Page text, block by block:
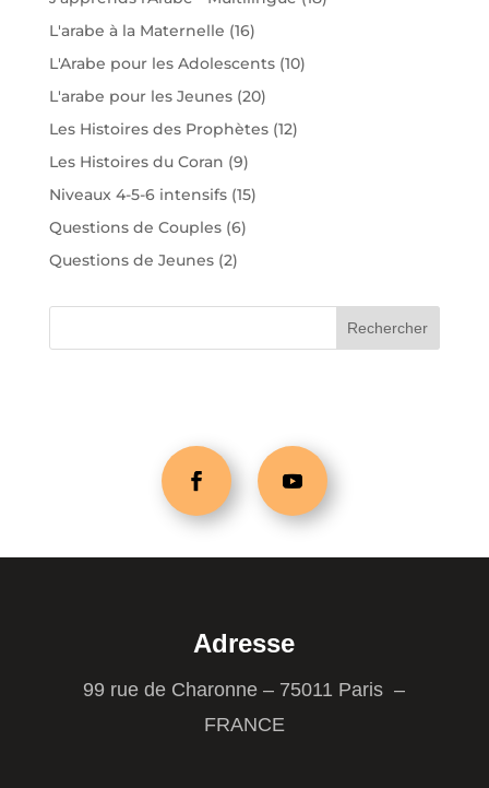
L'arabe à la Maternelle (16)
L'Arabe pour les Adolescents (10)
L'arabe pour les Jeunes (20)
Les Histoires des Prophètes (12)
Les Histoires du Coran (9)
Niveaux 4-5-6 intensifs (15)
Questions de Couples (6)
Questions de Jeunes (2)
Adresse
99 rue de Charonne – 75011 Paris –
FRANCE